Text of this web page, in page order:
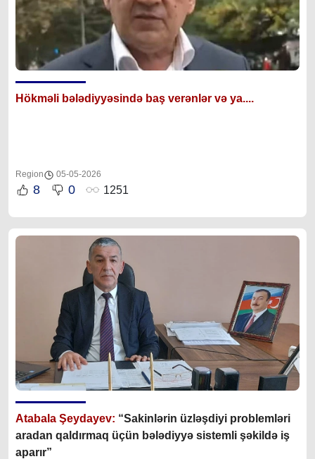
Hökməli bələdiyyəsində baş verənlər və ya....
Region 05-05-2026
8 0 1251
Atabala Şeydayev: “Sakinlərin üzləşdiyi problemləri
aradan qaldırmaq üçün bələdiyyə sistemli şəkildə iş
aparır”